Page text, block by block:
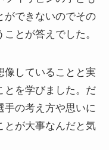
ができないのでその
とが答えでした。
像していることと実
とを学びました。だ
手の考え方や思いに
とが大事なんだと気